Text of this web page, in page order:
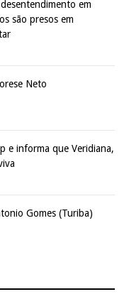
em
são presos em
Neto
e informa que Veridiana,
Gomes (Turiba)